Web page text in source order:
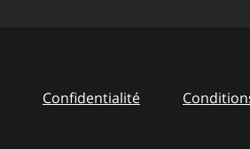
Confidentialité